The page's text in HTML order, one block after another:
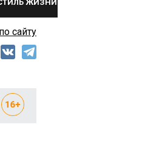
ЖИЗНИ
сайту